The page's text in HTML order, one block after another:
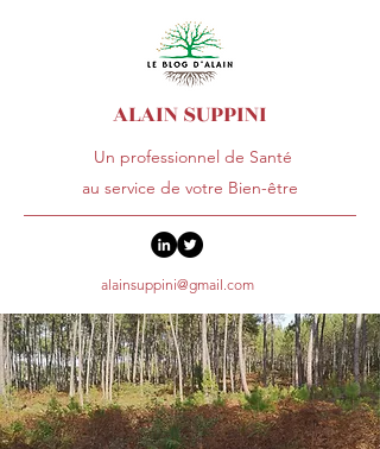
ALAIN SUPPINI
Un professionnel de Santé
au service de votre Bien-être
alainsuppini@gmail.com